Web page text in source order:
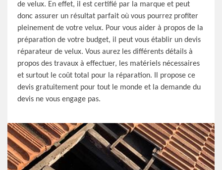
de velux. En effet, il est certifié par la marque et peut
donc assurer un résultat parfait où vous pourrez profiter
pleinement de votre velux. Pour vous aider à propos de la
préparation de votre budget, il peut vous établir un devis
réparateur de velux. Vous aurez les différents détails à
propos des travaux à effectuer, les matériels nécessaires
et surtout le coût total pour la réparation. Il propose ce
devis gratuitement pour tout le monde et la demande du
devis ne vous engage pas.